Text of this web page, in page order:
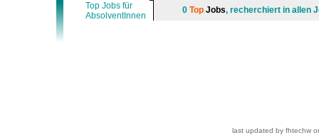
Top Jobs für
AbsolventInnen
0 TopJobs, recherchiert in allen
last updated by fhtechw